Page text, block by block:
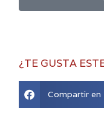
¿TE GUSTA
Compartir en